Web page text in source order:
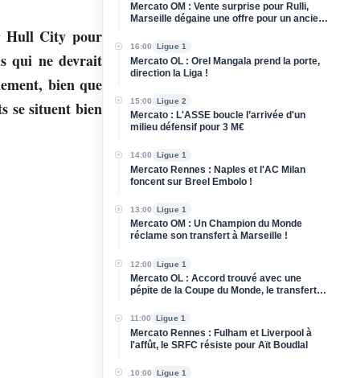
Hull City pour
qui ne devrait
bien que
se situent bien
Mercato OM : Vente surprise pour Rulli,
Marseille dégaine une offre pour un ancien
16:00 Ligue 1
Mercato OL : Orel Mangala prend la porte,
direction la Liga !
15:00 Ligue 2
Mercato : L'ASSE boucle l’arrivée d'un
milieu défensif pour 3 M€
14:00 Ligue 1
Mercato Rennes : Naples et l'AC Milan
foncent sur Breel Embolo !
13:00 Ligue 1
Mercato OM : Un Champion du Monde
réclame son transfert à Marseille !
12:00 Ligue 1
Mercato OL : Accord trouvé avec une
pépite de la Coupe du Monde, le transfert
11:00 Ligue 1
Mercato Rennes : Fulham et Liverpool à
l'affût, le SRFC résiste pour Aït Boudlal
10:00 Ligue 1